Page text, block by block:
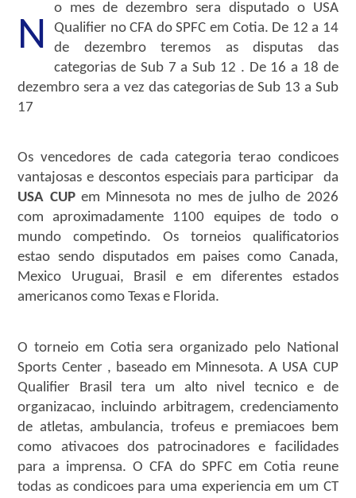
N
o mes de dezembro sera disputado o USA
Qualifier no CFA do SPFC em Cotia. De 12 a 14
de dezembro teremos as disputas das
categorias de Sub 7 a Sub 12 . De 16 a 18 de
dezembro sera a vez das categorias de Sub 13 a Sub
17
Os vencedores de cada categoria terao condicoes
vantajosas e descontos especiais para participar da
USA CUP em Minnesota no mes de julho de 2026
com aproximadamente 1100 equipes de todo o
mundo competindo. Os torneios qualificatorios
estao sendo disputados em paises como Canada,
Mexico Uruguai, Brasil e em diferentes estados
americanos como Texas e Florida.
O torneio em Cotia sera organizado pelo National
Sports Center , baseado em Minnesota. A USA CUP
Qualifier Brasil tera um alto nivel tecnico e de
organizacao, incluindo arbitragem, credenciamento
de atletas, ambulancia, trofeus e premiacoes bem
como ativacoes dos patrocinadores e facilidades
para a imprensa. O CFA do SPFC em Cotia reune
todas as condicoes para uma experiencia em um CT